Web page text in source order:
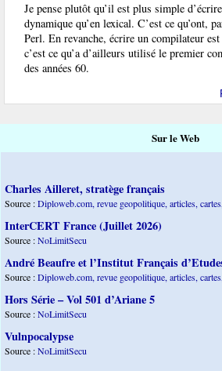
Je pense plutôt qu’il est plus simple
dynamique qu’en lexical. C’est ce qu’ont,
Perl. En revanche, écrire un compilateur
c’est ce qu’a d’ailleurs utilisé le premier
des années 60.
Sur le Web
Charles Ailleret, stratège français
Source :Diploweb.com, revue geopolitique, articles,
InterCERT France (Juillet 2026)
Source :NoLimitSecu
André Beaufre et l’Institut Français
Source :Diploweb.com, revue geopolitique, articles,
Hors Série – Vol 501 d’Ariane 5
Source :NoLimitSecu
Vulnpocalypse
Source :NoLimitSecu